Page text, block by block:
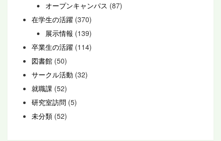
オープンキャンパス (87)
在学生の活躍 (370)
展示情報 (139)
卒業生の活躍 (114)
図書館 (50)
サークル活動 (32)
就職課 (52)
研究室訪問 (5)
未分類 (52)